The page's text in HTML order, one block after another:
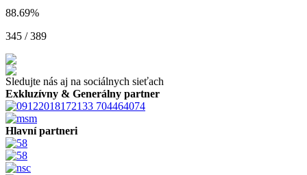
88.69%
345 / 389
Sledujte nás aj na sociálnych sieťach
Exkluzívny & Generálny partner
Hlavní partneri